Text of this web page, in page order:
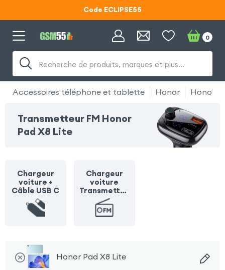
Code ECLIPSE55
Code ECLIPSE55
Recherche de produits, marques et plus…
0
Accessoires téléphone et tablette Honor Honor
Transmetteur FM Honor
Pad X8 Lite
Chargeur
voiture +
Câble USB C
Chargeur
voiture
Transmetteu
r FM
Honor Pad X8 Lite